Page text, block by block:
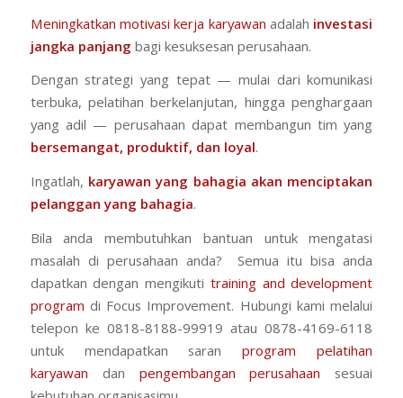
Meningkatkan motivasi kerja karyawan adalah investasi
jangka panjang bagi kesuksesan perusahaan.
Dengan strategi yang tepat — mulai dari komunikasi
terbuka, pelatihan berkelanjutan, hingga penghargaan
yang adil — perusahaan dapat membangun tim yang
bersemangat, produktif, dan loyal.
Ingatlah, karyawan yang bahagia akan menciptakan
pelanggan yang bahagia.
Bila anda membutuhkan bantuan untuk mengatasi
masalah di perusahaan anda? Semua itu bisa anda
dapatkan dengan mengikuti training and development
program di Focus Improvement. Hubungi kami melalui
telepon ke 0818-8188-99919 atau 0878-4169-6118
untuk mendapatkan saranprogram pelatihan
karyawan dan pengembangan perusahaan sesuai